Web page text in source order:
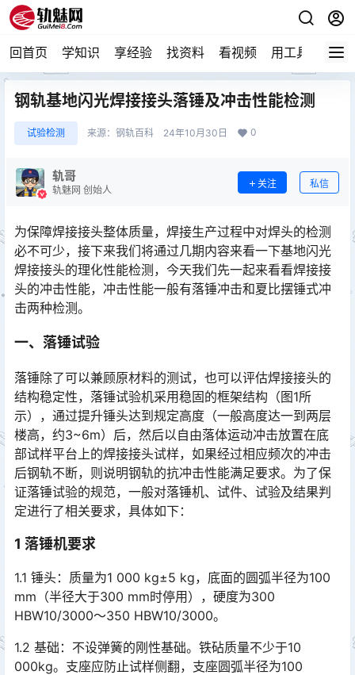
回首页 学知识 享经验 找资料 看视频 用工具 论技
钢轨基地闪光焊接接头落锤及冲击性能检测
试验检测 来源： 钢轨百科 24年10月30日 0
轨哥
轨魅网 创始人
关注 私信
为保障焊接接头整体质量，焊接生产过程中对焊头的检测
必不可少，接下来我们将通过几期内容来看一下基地闪光
焊接接头的理化性能检测，今天我们先一起来看看焊接接
头的冲击性能，冲击性能一般有落锤冲击和夏比摆锤式冲
击两种检测。󠅅󠅃󠄵󠅂󠄪󠇖󠆨󠆨󠇕󠆞󠆒󠅬󠇘󠆭󠆘󠇙󠆝󠅵󠇗󠆭󠆁󠄐󠇗󠅹󠅸󠇖󠆍󠅳󠇖󠅹󠅰󠇖󠆌󠅹
一、落锤试验
落锤除了可以兼顾原材料的测试，也可以评估焊接接头的
结构稳定性，落锤试验机采用稳固的框架结构（图1所
示），通过提升锤头达到规定高度（一般高度达一到两层
楼高，约3~6m）后，然后以自由落体运动冲击放置在底
部试样平台上的焊接接头试样，如果经过相应频次的冲击
后钢轨不断，则说明钢轨的抗冲击性能满足要求。为了保
证落锤试验的规范，一般对落锤机、试件、试验及结果判
定进行了相关要求，具体如下：󠅅󠅃󠄵󠅂󠄪󠇖󠆨󠆨󠇕󠆞󠆒󠅬󠇘󠆭󠆘󠇙󠆝󠅵󠇗󠆭󠆁󠄐󠇗󠅹󠅸󠇖󠆍󠅳󠇖󠅹󠅰󠇖󠆌󠅹
1 落锤机要求
1.1 锤头：质量为1 000 kg±5 kg，底面的圆弧半径为100
mm（半径大于300 mm时停用），硬度为300
HBW10/3000～350 HBW10/3000。󠅅󠅃󠄵󠅂󠄪󠇖󠆨󠆨󠇕󠆞󠆒󠅬󠇘󠆭󠆘󠇙󠆝󠅵󠇗󠆭󠆁󠄐󠇗󠅹󠅸󠇖󠆍󠅳󠇖󠅹󠅰󠇖󠆌󠅹
1.2 基础：不设弹簧的刚性基础。铁砧质量不少于10
000kg。支座应防止试样侧翻，支座圆弧半径为100